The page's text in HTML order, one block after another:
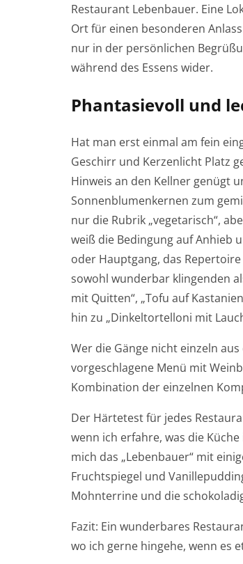
Restaurant Lebenbauer. Eine
Ort für einen besonderen
nur in der persönlichen
während des Essens wider.
Phantasievoll und
Hat man erst einmal am fein
Geschirr und Kerzenlicht Platz
Hinweis an den Kellner genügt
Sonnenblumenkernen zum
nur die Rubrik „vegetarisch“,
weiß die Bedingung auf Anhieb
oder Hauptgang, das
sowohl wunderbar klingenden
mit Quitten“, „Tofu auf
hin zu „Dinkeltortelloni mit
Wer die Gänge nicht einzeln
vorgeschlagene Menü mit
Kombination der einzelnen
Der Härtetest für jedes
wenn ich erfahre, was die
mich das „Lebenbauer“ mit
Fruchtspiegel und
Mohnterrine und die
Fazit: Ein wunderbares
wo ich gerne hingehe, wenn es